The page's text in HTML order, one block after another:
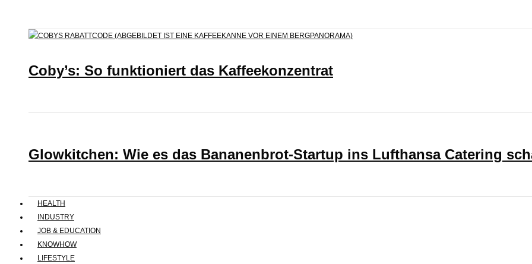
Coby’s: So funktioniert das Kaffeekonzentrat
Glowkitchen: Wie es das Bananenbrot-Startup ins Lufthansa Catering
HEALTH
INDUSTRY
JOB & EDUCATION
KNOWHOW
LIFESTYLE